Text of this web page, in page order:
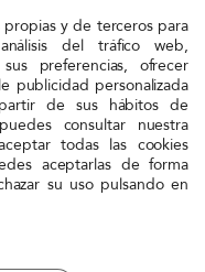
de trato y lucha
la discriminación y
discursos y delitos de
propias y de terceros para
del tráfico web,
preferencias, ofrecer
publicidad personalizada
de sus hábitos de
consultar nuestra
todas las cookies
aceptarlas de forma
su uso pulsando en